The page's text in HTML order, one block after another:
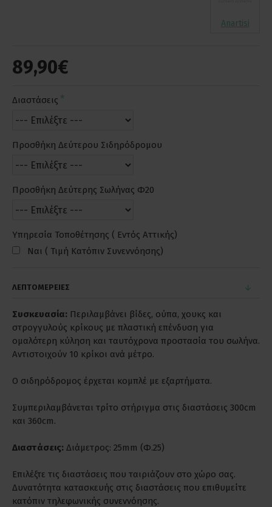
89,90€
Anartisi
Διαστάσεις
Προσθήκη Δεύτερου Σιδηρόδρομου
Προσθήκη Δεύτερης Σωλήνας Φ20
Υπηρεσία Τοποθέτησης ( Εντός Αττικής)
Ναι ( Τιμή Κατόπιν Συνεννόησης)
ΛΕΠΤΟΜΕΡΕΙΕΣ
Συσκευασία: Περιλαμβάνει βίδες, ούπα, χουκς και
στρογγυλούς κρίκους με πλαστική επένδυση για
ομαλότερη κύληση και ταυτόχρονα προστασία του σωλήνα.
Αντιστοιχούν 10 κρίκοι ανά μέτρο.
Ο σιδηρόδρομος έρχεται κομπλέ με εξαρτήματα.
Συμπεριλαμβάνεται τρίτο στήριγμα στις διαστάσεις 300cm
και 360cm.
Διαστάσεις: Διάμετρος: 25mm (Φ.25)
Επιλέξτε τις διαστάσεις που ταιριάζουν στο χώρο σας.
Δυνατότητα κατασκευής στις διαστάσεις που επιθυμείτε
κατόπιν τηλεφωνικής συνεννόησης.